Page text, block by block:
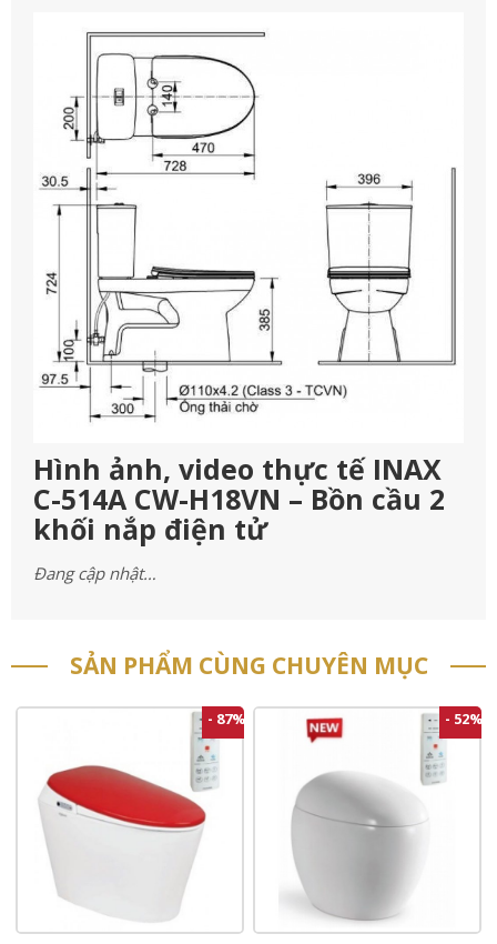
Hình ảnh, video thực tế INAX
C-514A CW-H18VN – Bồn cầu 2
khối nắp điện tử
Đang cập nhật…
SẢN PHẨM CÙNG CHUYÊN MỤC
- 87% - 52%